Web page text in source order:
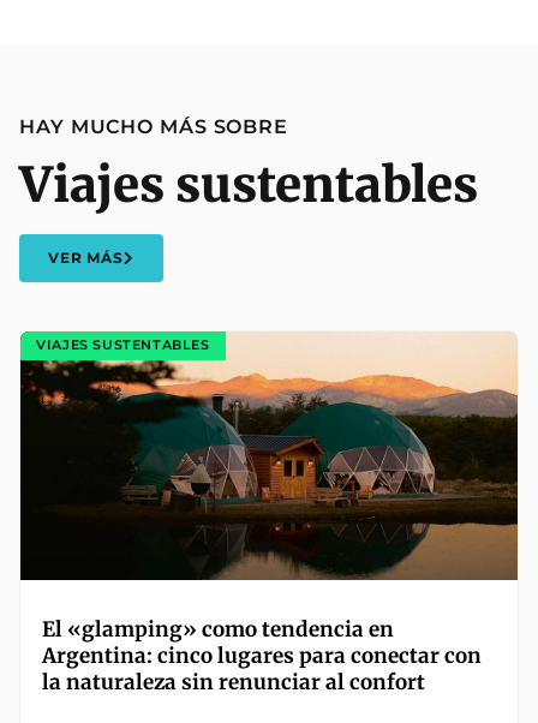
HAY MUCHO MÁS SOBRE
Viajes sustentables
VER MÁS
VIAJES SUSTENTABLES
El «glamping» como tendencia en
Argentina: cinco lugares para conectar con
la naturaleza sin renunciar al confort